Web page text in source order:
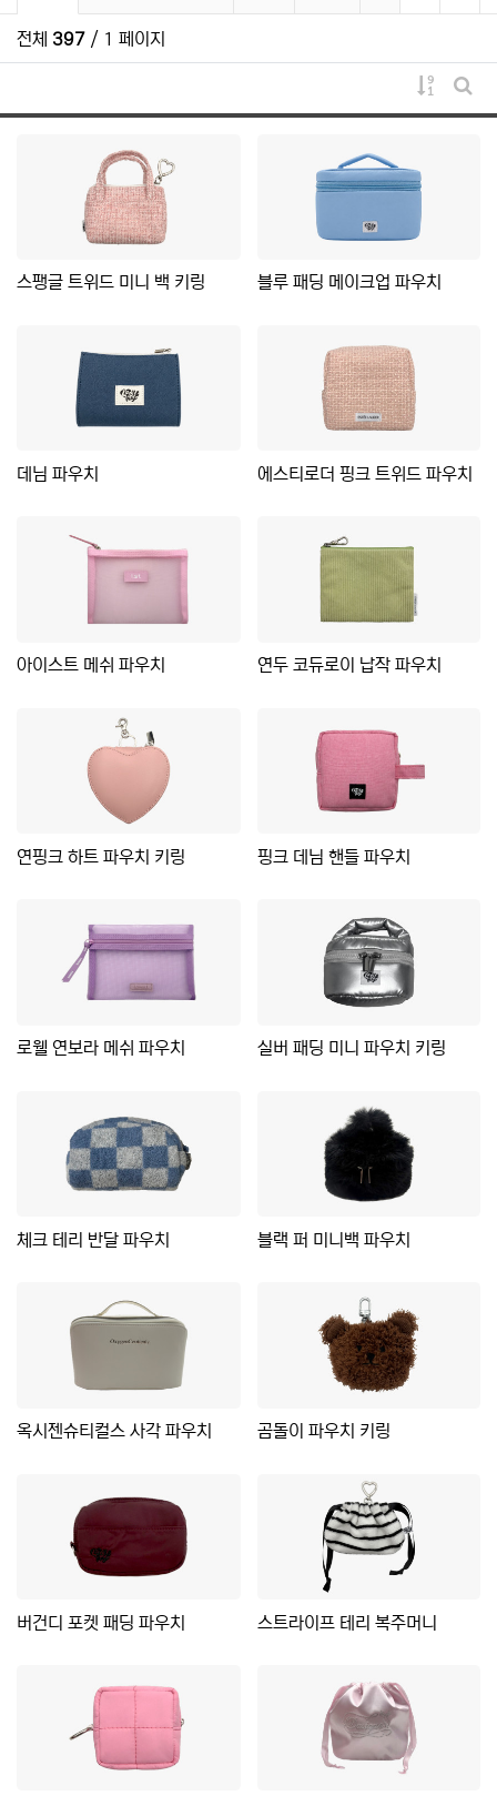
전체 397 / 1 페이지
게시물
게시
스팽글 트위드 미니 백 키링 블루 패딩 메이크업 파우치
데님 파우치 에스티로더 핑크 트위드 파우치
아이스트 메쉬 파우치 연두 코듀로이 납작 파우치
연핑크 하트 파우치 키링 핑크 데님 핸들 파우치
로웰 연보라 메쉬 파우치 실버 패딩 미니 파우치 키링
체크 테리 반달 파우치 블랙 퍼 미니백 파우치
옥시젠슈티컬스 사각 파우치 곰돌이 파우치 키링
버건디 포켓 패딩 파우치 스트라이프 테리 복주머니